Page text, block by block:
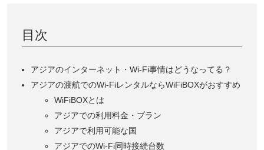
目次
アジアのインターネット・Wi-Fi事情はどうなってる？
アジアの渡航でのWi-FiレンタルならWiFiBOXがおすすめ
WiFiBOXとは
アジアでの利用料金・プラン
アジアで利用可能な国
アジアでのWi-Fi同時接続台数